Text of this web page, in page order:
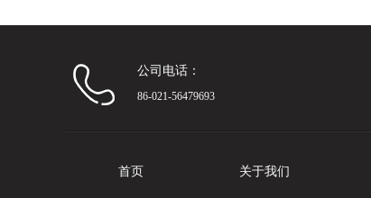
公司电话：
86-021-56479693
首页 关于我们